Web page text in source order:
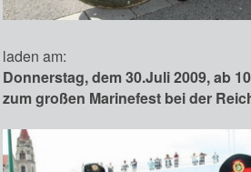
laden am:
Donnerstag, dem 30.Juli 2009, ab
zum großen Marinefest bei der